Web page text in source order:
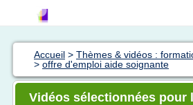
Accueil > Thèmes & vidéos :
> offre d'emploi aide soignante
Vidéos sélectionnées pour